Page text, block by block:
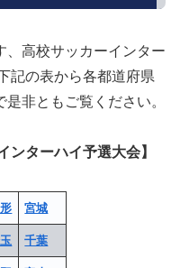
、高校サッカーインター
記の表から各都道府県
非ともご覧ください。
ンターハイ予選大会】
宮城
千葉